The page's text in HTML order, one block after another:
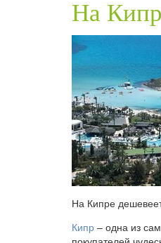
На
На Кипре
Кипр – одна из